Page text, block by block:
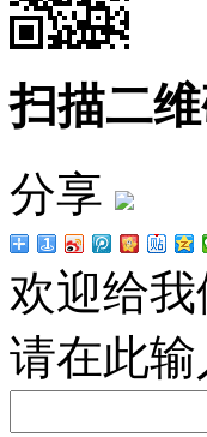
扫描二
分享
欢迎给
请在此